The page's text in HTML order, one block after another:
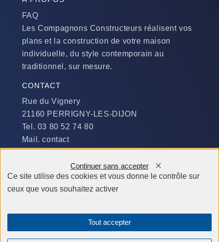
FAQ
Les Compagnons Constructeurs réalisent vos
plans et la construction de votre maison
individuelle, du style contemporain au
traditionnel, sur mesure.
CONTACT
Rue du Vignery
21160 PERRIGNY-LES-DIJON
Tel. 03 80 52 74 80
Mail. contact
Du Lundi au Jeudi :
​de 9 h à 12 h et de 14 h à 19 h
de 9 h à 12 h et de 14 h à 18 h
Ce site utilise des cookies et vous donne le contrôle sur
ceux que vous souhaitez activer
Tout accepter
Continuer sans accepter